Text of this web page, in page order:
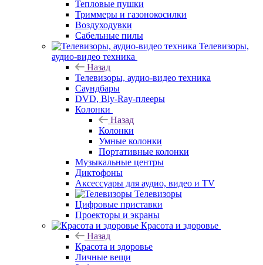
Тепловые пушки
Триммеры и газонокосилки
Воздуходувки
Сабельные пилы
Телевизоры,
аудио-видео техника
Назад
Телевизоры, аудио-видео техника
Саундбары
DVD, Bly-Ray-плееры
Колонки
Назад
Колонки
Умные колонки
Портативные колонки
Музыкальные центры
Диктофоны
Аксессуары для аудио, видео и TV
Телевизоры
Цифровые приставки
Проекторы и экраны
Красота и здоровье
Назад
Красота и здоровье
Личные вещи